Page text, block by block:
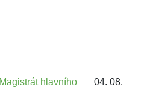
hlavního
04. 08.